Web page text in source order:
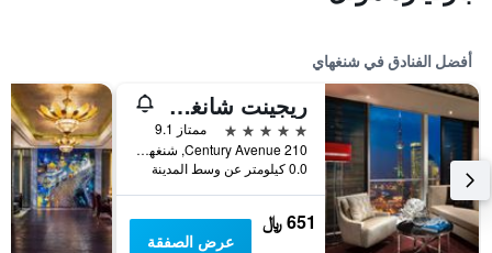
أفضل الفنادق في شنغهاي
ريجينت شانغهاي بودونج
5 نجوم
ممتاز 9.1
210 Century Avenue, شنغهاي, الصين
0.0 كيلومتر عن وسط المدينة
651 ﷼
عرض الصفقة